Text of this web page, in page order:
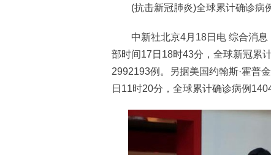
(抗击新冠肺炎)全球累计确诊病
中新社北京4月18日电 综合消息
部时间17日18时43分，全球新冠累
2992193例。另据美国约翰斯·霍普
日11时20分，全球累计确诊病例